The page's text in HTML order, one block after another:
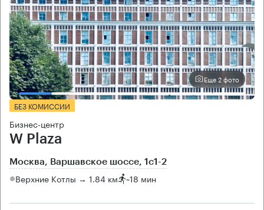
Еще 2 фото
БЕЗ КОМИССИИ
Бизнес-центр
W Plaza
Москва, Варшавское шоссе, 1с1-2
Верхние Котлы → 1.84 км ~18 мин